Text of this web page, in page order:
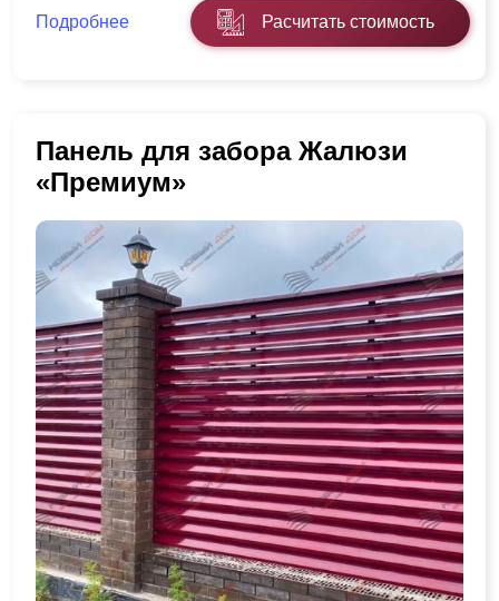
Подробнее Расчитать стоимость
Панель для забора Жалюзи
«Премиум»